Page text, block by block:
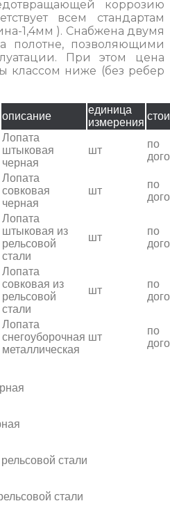
коррозию
всем стандартам
1,4мм ). Снабжена двумя
полотне, позволяющими
При этом цена
классом ниже (без ребер
описание
единица
измерения
Лопата
штыковая
черная
шт
по
Лопата
совковая
черная
шт
по
Лопата
штыковая из
рельсовой
стали
шт
по
Лопата
совковая из
рельсовой
стали
шт
по
Лопата
снегоуборочная
металлическая
шт
по
стали
стали